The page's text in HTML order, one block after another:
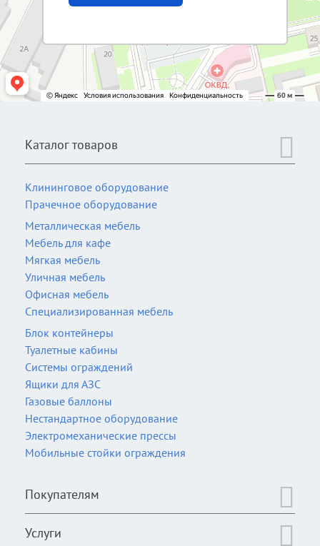
Каталог товаров
Клининговое оборудование
Прачечное оборудование
Металлическая мебель
Мебель для кафе
Мягкая мебель
Уличная мебель
Офисная мебель
Специализированная мебель
Блок контейнеры
Туалетные кабины
Системы ограждений
Ящики для АЗС
Газовые баллоны
Нестандартное оборудование
Электромеханические прессы
Мобильные стойки ограждения
Покупателям
Услуги